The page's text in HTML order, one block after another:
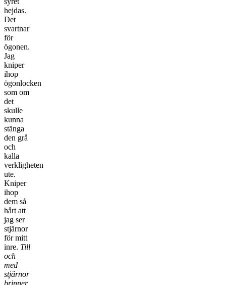
hejdas.
Det
svartnar
för
ögonen.
Jag
kniper
ihop
ögonlocken
som om
det
skulle
kunna
stänga
den grå
och
kalla
verkligheten
ute.
Kniper
ihop
dem så
hårt att
jag ser
stjärnor
för mitt
inre. Till
och
med
stjärnor
brinner.